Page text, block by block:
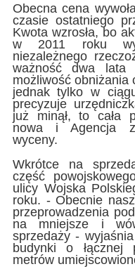
Obecna cena
czasie ostatniego
Kwota wzrosła, bo
w 2011 roku
niezależnego
ważność dwa
możliwość obniżania
jednak tylko w
precyzuje
już minął, to cała
nowa i Agencja
wyceny.
Wkrótce na
część
ulicy Wojska
roku. - Obecnie
przeprowadzenia
na mniejsze i
sprzedaży -
budynki o łącznej
metrów